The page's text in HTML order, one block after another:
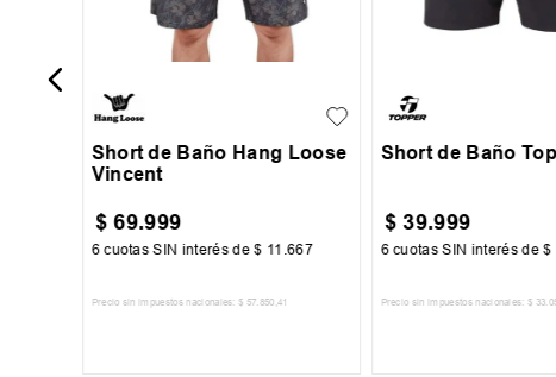
L XL
Short de Baño Hang Loose
Vincent
$ 69.999
6 cuotas SIN interés de$ 11 .667
Precio sin impuestos nacionales: $ 57.850 ,41
Short de Baño
$ 39.999
6 cuotas SIN interés de$
Precio sin impuestos nacionales: $ 33.